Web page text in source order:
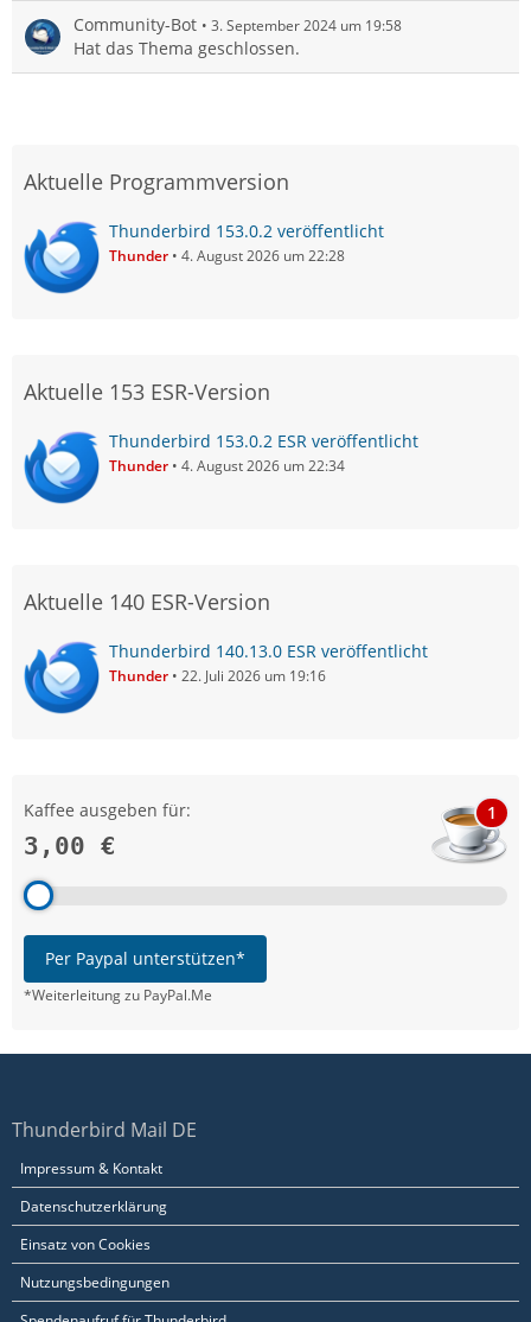
Community-Bot 3. September 2024 um 19:58
Hat das Thema geschlossen.
Aktuelle Programmversion
Thunderbird 153.0.2 veröffentlicht
Thunder 4. August 2026 um 22:28
Aktuelle 153 ESR-Version
Thunderbird 153.0.2 ESR veröffentlicht
Thunder 4. August 2026 um 22:34
Aktuelle 140 ESR-Version
Thunderbird 140.13.0 ESR veröffentlicht
Thunder 22. Juli 2026 um 19:16
Kaffee ausgeben für:
3,00 €
1
Per Paypal unterstützen*
*Weiterleitung zu PayPal.Me
Thunderbird Mail DE
Impressum & Kontakt
Datenschutzerklärung
Einsatz von Cookies
Nutzungsbedingungen